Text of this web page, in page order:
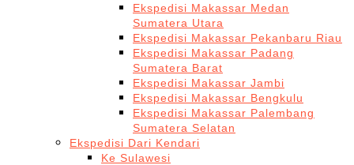
Ekspedisi Makassar Medan
Sumatera Utara
Ekspedisi Makassar Pekanbaru Riau
Ekspedisi Makassar Padang
Sumatera Barat
Ekspedisi Makassar Jambi
Ekspedisi Makassar Bengkulu
Ekspedisi Makassar Palembang
Sumatera Selatan
Ekspedisi Dari Kendari
Ke Sulawesi